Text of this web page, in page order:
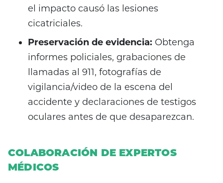
el impacto causó las lesiones
cicatriciales.
Preservación de evidencia: Obtenga
informes policiales, grabaciones de
llamadas al 911, fotografías de
vigilancia/video de la escena del
accidente y declaraciones de testigos
oculares antes de que desaparezcan.
COLABORACIÓN DE EXPERTOS
MÉDICOS